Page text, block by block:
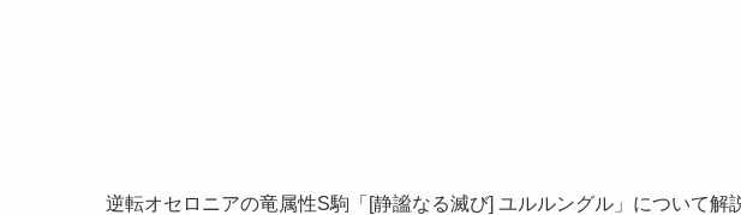
逆転オセロニアの竜属性S駒「[静謐なる滅び] ユルルングル」について解